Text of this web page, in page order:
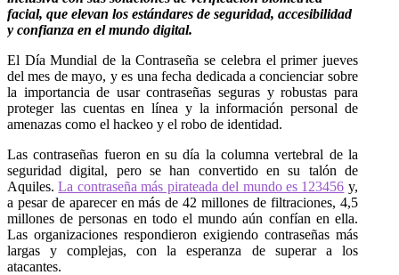
facial, que elevan los estándares de seguridad, accesibilidad
y confianza en el mundo digital.
El Día Mundial de la Contraseña se celebra el primer jueves
del mes de mayo, y es una fecha dedicada a concienciar sobre
la importancia de usar contraseñas seguras y robustas para
proteger las cuentas en línea y la información personal de
amenazas como el hackeo y el robo de identidad.
Las contraseñas fueron en su día la columna vertebral de la
seguridad digital, pero se han convertido en su talón de
Aquiles.La contraseña más pirateada del mundo es 123456 y,
a pesar de aparecer en más de 42 millones de filtraciones, 4,5
millones de personas en todo el mundo aún confían en ella.
Las organizaciones respondieron exigiendo contraseñas más
largas y complejas, con la esperanza de superar a los
atacantes.